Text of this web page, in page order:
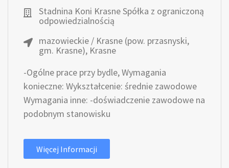
Stadnina Koni Krasne Spółka z ograniczoną
odpowiedzialnością
mazowieckie / Krasne (pow. przasnyski,
gm. Krasne), Krasne
-Ogólne prace przy bydle, Wymagania
konieczne: Wykształcenie: średnie zawodowe
Wymagania inne: -doświadczenie zawodowe na
podobnym stanowisku
Więcej Informacji